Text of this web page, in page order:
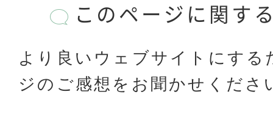
このページに関す
より良いウェブサイトにする
ジのご感想をお聞かせくださ